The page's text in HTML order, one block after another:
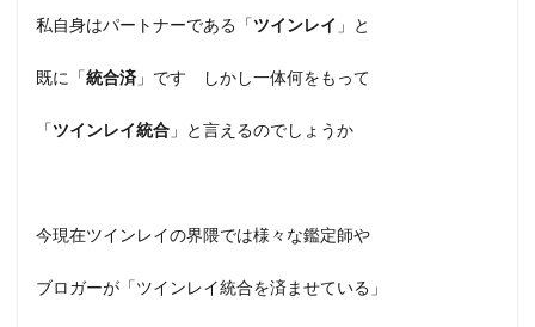
私自身はパートナーである「ツインレイ 」と
既に「統合済 」です しかし一体何をもって
「ツインレイ統合 」と言えるのでしょうか
今現在ツインレイの界隈では様々な鑑定師や
ブロガーが「ツインレイ統合を済ませている」